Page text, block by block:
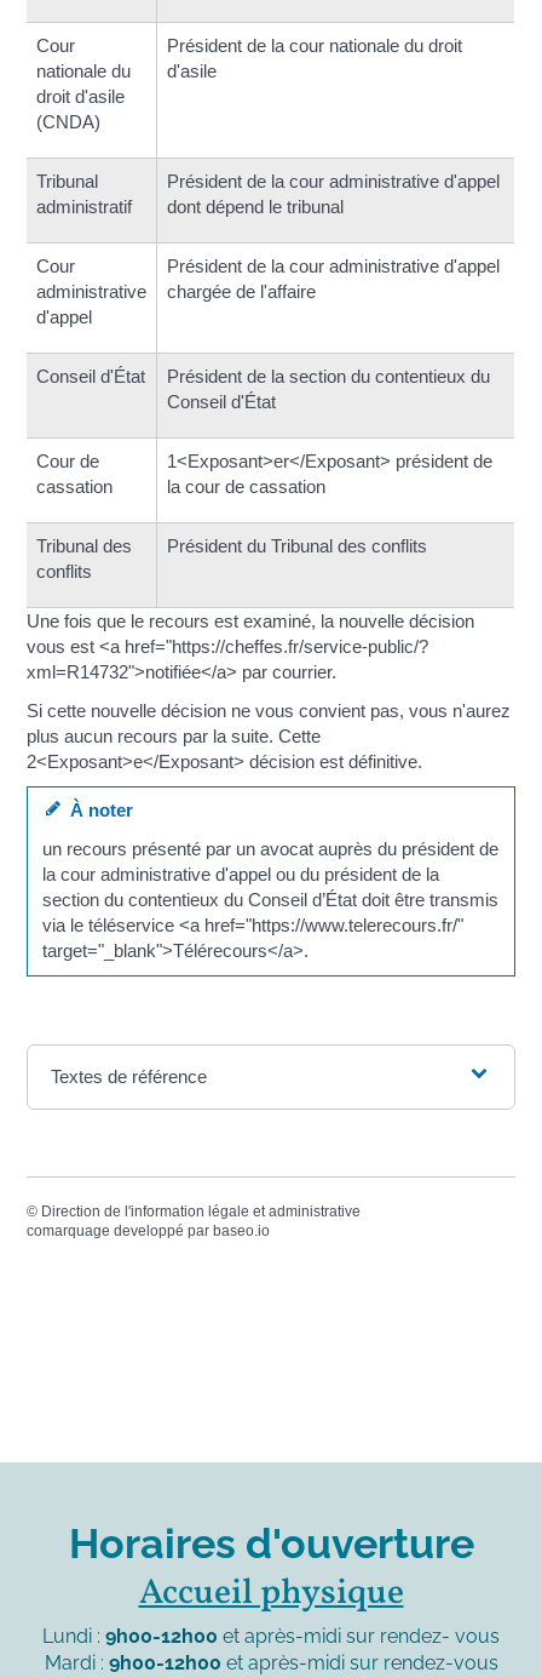
Cour
nationale du
droit d'asile
(CNDA)
Président de la cour nationale du droit
d'asile
Tribunal
administratif
Président de la cour administrative d'appel
dont dépend le tribunal
Cour
administrative
d'appel
Président de la cour administrative d'appel
chargée de l'affaire
Conseil d'État
Président de la section du contentieux du
Conseil d'État
Cour de
cassation
1<Exposant>er</Exposant> président de
la cour de cassation
Tribunal des
conflits
Président du Tribunal des conflits
Une fois que le recours est examiné, la nouvelle décision
vous est <a href="https://cheffes.fr/service-public/?
xml=R14732">notifiée</a> par courrier.
Si cette nouvelle décision ne vous convient pas, vous n'aurez
plus aucun recours par la suite. Cette
2<Exposant>e</Exposant> décision est définitive.
À noter
un recours présenté par un avocat auprès du président de
la cour administrative d'appel ou du président de la
section du contentieux du Conseil d’État doit être transmis
via le téléservice <a href="https://www.telerecours.fr/"
target="_blank">Télérecours</a>.
Textes de référence
© Direction de l'information légale et administrative
comarquage developpé par baseo.io
Horaires d'ouverture
Accueil physique
Lundi : 9h00-12h00 et après-midi sur rendez- vous
Mardi : 9h00-12h00 et après-midi sur rendez-vous